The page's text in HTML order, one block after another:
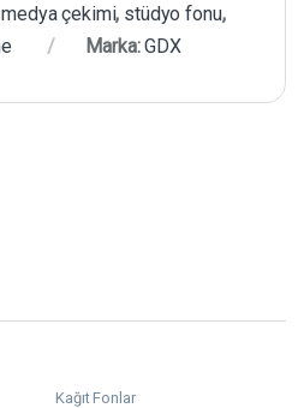
çekimi, stüdyo fonu,
Marka:GDX
Kağıt Fonlar